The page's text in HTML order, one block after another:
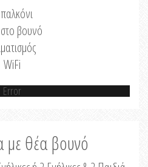
βουνό
WiFi
Error
με θέα βουνό